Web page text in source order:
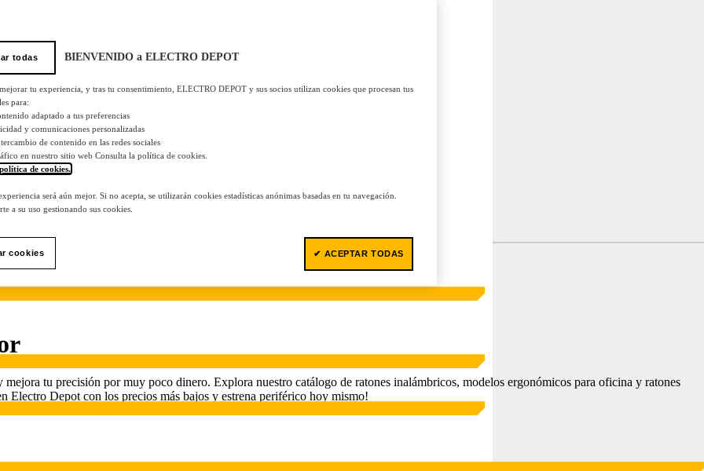
mejora tu precisión por muy poco dinero. Explora nuestro catálogo de ratones inalámbricos, modelos ergonómicos para oficina y ratones
Electro Depot con los precios más bajos y estrena periférico hoy mismo!
todas BIENVENIDO a ELECTRO DEPOT
tu experiencia, y tras tu consentimiento, ELECTRO DEPOT y sus socios utilizan cookies que procesan tus
para:
adaptado a tus preferencias
y comunicaciones personalizadas
de contenido en las redes sociales
en nuestro sitio web Consulta la política de cookies.
de cookies.
será aún mejor. Si no acepta, se utilizarán cookies estadísticas anónimas basadas en tu navegación.
a su uso gestionando sus cookies.
cookies ✔ ACEPTAR TODAS